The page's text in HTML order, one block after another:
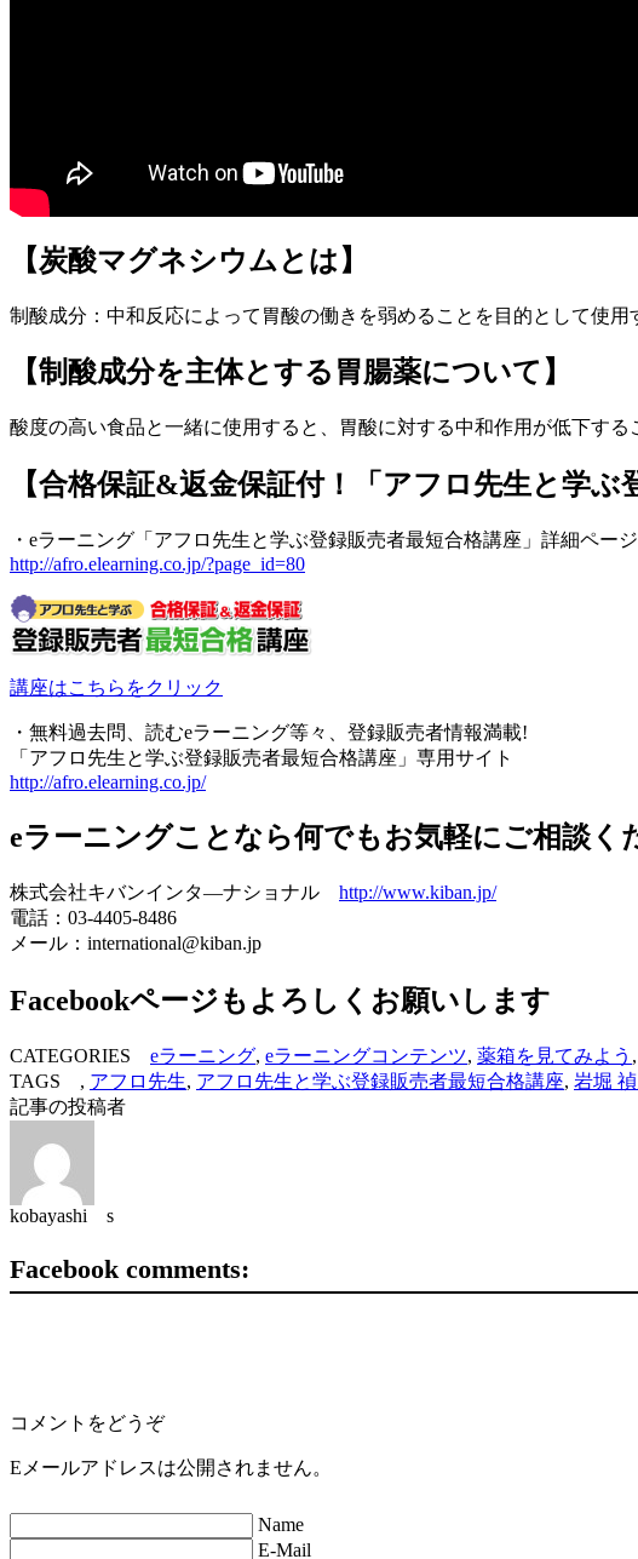
【炭酸マグネシウムとは】
制酸成分：中和反応によって胃酸の働きを弱めることを目的として使用
【制酸成分を主体とする胃腸薬について】
酸度の高い食品と一緒に使用すると、胃酸に対する中和作用が低下す
【合格保証&返金保証付！「アフロ先生と学ぶ
・eラーニング「アフロ先生と学ぶ登録販売者最短合格講座」詳細ページ
http://afro.elearning.co.jp/?page_id=80
講座はこちらをクリック
・無料過去問、読むeラーニング等々、登録販売者情報満載!
「アフロ先生と学ぶ登録販売者最短合格講座」専用サイト
http://afro.elearning.co.jp/
eラーニングことなら何でもお気軽にご相談く
株式会社キバンインタ―ナショナル http://www.kiban.jp/
電話：03-4405-8486
メール：international@kiban.jp
Facebookページもよろしくお願いします
CATEGORIES eラーニング, eラーニングコンテンツ, 薬箱を見てみよう ,
TAGS , アフロ先生, アフロ先生と学ぶ登録販売者最短合格講座, 岩堀
記事の投稿者
kobayashi s
Facebook comments:
コメントをどうぞ
Eメールアドレスは公開されません。
Name
E-Mail